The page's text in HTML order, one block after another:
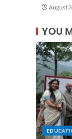
August
YOU